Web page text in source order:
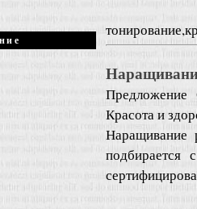
Предложение
Красота и
Наращивание
подбирается